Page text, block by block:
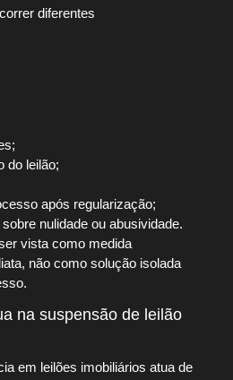
diferentes
do leilão;
após regularização;
nulidade ou abusividade.
vista como medida
não como solução isolada
na suspensão de leilão
em leilões imobiliários atua de